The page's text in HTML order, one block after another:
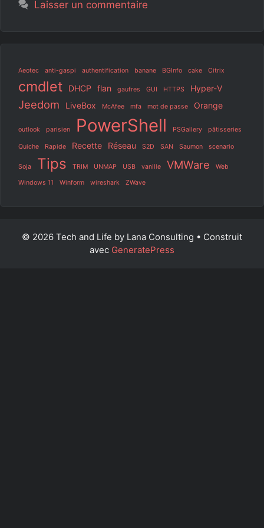
Laisser un commentaire
Aeotec anti-gaspi authentification banane BGInfo cake Citrix
cmdlet DHCP flan gaufres GUI HTTPS Hyper-V
Jeedom LiveBox McAfee mfa mot de passe Orange
outlook parisien PowerShell PSGallery pâtisseries
Quiche Rapide Recette Réseau S2D SAN Saumon scenario
Soja Tips TRIM UNMAP USB vanille VMWare Web
Windows 11 Winform wireshark ZWave
© 2026 Tech and Life by Lana Consulting • Construit
avec GeneratePress